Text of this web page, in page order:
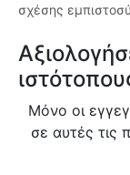
σχέσης
Μόνο οι
σε αυτές τις